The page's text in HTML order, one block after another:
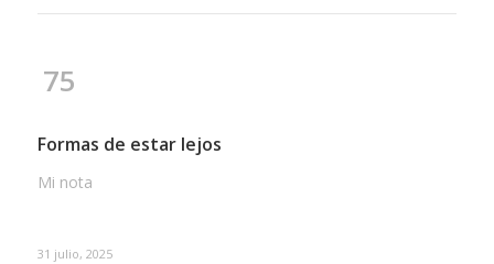
75
Formas de estar lejos
Mi nota
31 julio, 2025